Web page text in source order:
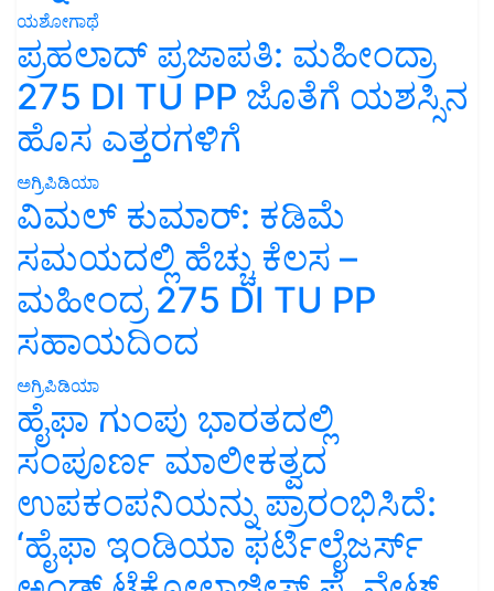
ಯಶೋಗಾಥೆ
ಪ್ರಹಲಾದ್ ಪ್ರಜಾಪತಿ: ಮಹೀಂದ್ರಾ
275 DI TU PP ಜೊತೆಗೆ ಯಶಸ್ಸಿನ
ಹೊಸ ಎತ್ತರಗಳಿಗೆ
ಅಗ್ರಿಪಿಡಿಯಾ
ವಿಮಲ್ ಕುಮಾರ್: ಕಡಿಮೆ
ಸಮಯದಲ್ಲಿ ಹೆಚ್ಚು ಕೆಲಸ –
ಮಹೀಂದ್ರ 275 DI TU PP
ಸಹಾಯದಿಂದ
ಅಗ್ರಿಪಿಡಿಯಾ
ಹೈಫಾ ಗುಂಪು ಭಾರತದಲ್ಲಿ
ಸಂಪೂರ್ಣ ಮಾಲೀಕತ್ವದ
ಉಪಕಂಪನಿಯನ್ನು ಪ್ರಾರಂಭಿಸಿದೆ:
‘ಹೈಫಾ ಇಂಡಿಯಾ ಫರ್ಟಿಲೈಜರ್ಸ್